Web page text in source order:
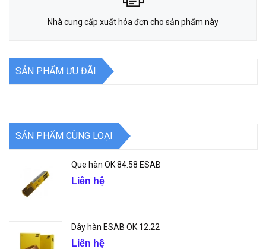
Nhà cung cấp xuất hóa đơn cho sản phẩm này
SẢN PHẨM ƯU ĐÃI
SẢN PHẨM CÙNG LOẠI
Que hàn OK 84.58 ESAB
Liên hệ
Dây hàn ESAB OK 12.22
Liên hệ